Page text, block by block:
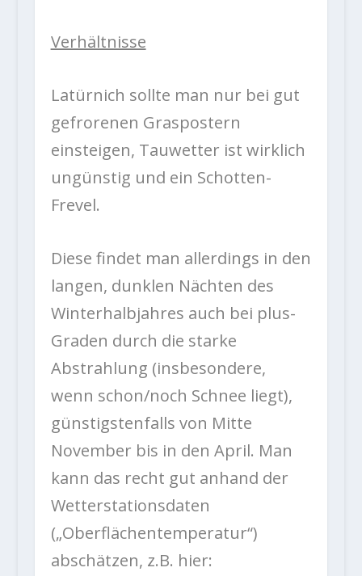
Verhältnisse
Latürnich sollte man nur bei gut
gefrorenen Graspostern
einsteigen, Tauwetter ist wirklich
ungünstig und ein Schotten-
Frevel.
Diese findet man allerdings in den
langen, dunklen Nächten des
Winterhalbjahres auch bei plus-
Graden durch die starke
Abstrahlung (insbesondere,
wenn schon/noch Schnee liegt),
günstigstenfalls von Mitte
November bis in den April. Man
kann das recht gut anhand der
Wetterstationsdaten
(„Oberflächentemperatur“)
abschätzen, z.B. hier: